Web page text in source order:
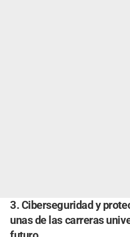
3. Ciberseguridad y
unas de las carreras